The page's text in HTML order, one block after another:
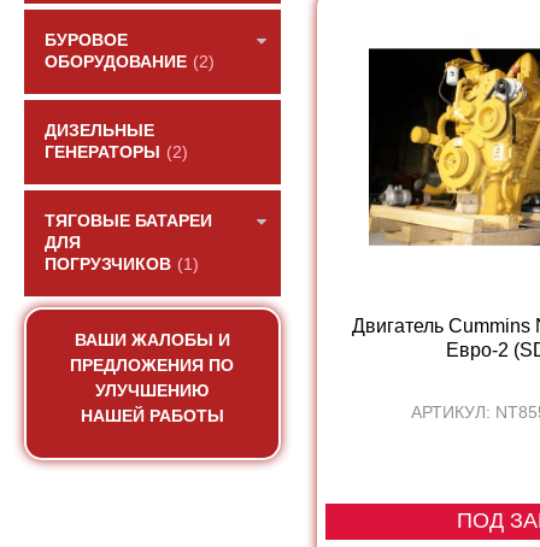
БУРОВОЕ
ОБОРУДОВАНИЕ (2)
ДИЗЕЛЬНЫЕ
ГЕНЕРАТОРЫ
(2)
ТЯГОВЫЕ БАТАРЕИ
ДЛЯ
ПОГРУЗЧИКОВ (1)
ВАШИ ЖАЛОБЫ И
ПРЕДЛОЖЕНИЯ ПО
УЛУЧШЕНИЮ
НАШЕЙ РАБОТЫ
Двигатель
Евро-2
АРТИКУЛ:
ПОД